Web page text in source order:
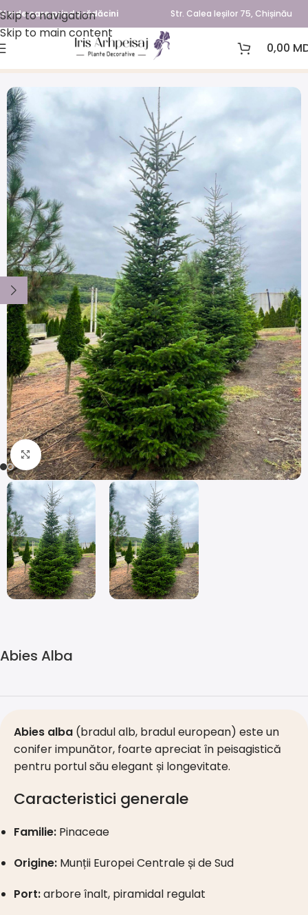
Skip to navigation
Skip to main content
Verde care prinde rădăcini Str. Calea Ieșilor 75, Chișinău
0,00
Prima pagină Plante conifere
Click to enlarge
Abies Alba
Abies alba (bradul alb, bradul european) este un
conifer impunător, foarte apreciat în peisagistică
pentru portul său elegant și longevitate.
Caracteristici generale
Familie: Pinaceae
Origine: Munții Europei Centrale și de Sud
Port:arbore înalt, piramidal regulat